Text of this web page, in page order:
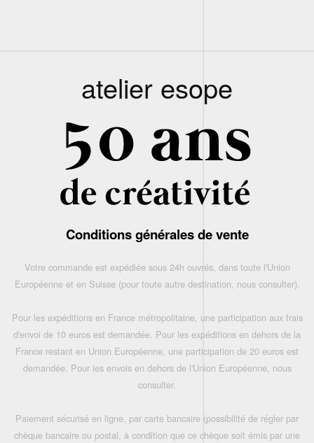
atelier esope
Conditions générales de vente
Votre commande est expédiée sous 24h ouvrés, dans toute l'Union
Européenne et en Suisse (pour toute autre destination, nous consulter),
Pour les expéditions en France métropolitaine, une participation aux frais
d'envoi de 10 euros est demandée. Pour les expéditions en dehors de la
France restant en Union Européenne, une participation de 20 euros est
demandée. Pour les envois en dehors de l'Union Européenne, nous
consulter.
Paiement sécurisé en ligne, par carte bancaire (possibilité de régler par
chèque bancaire ou postal, à condition que ce chèque soit émis par une